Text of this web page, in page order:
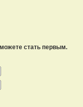
стать первым.